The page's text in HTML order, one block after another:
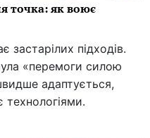
точка: як воює
підходів.
«перемоги силою
адаптується,
технологіями.